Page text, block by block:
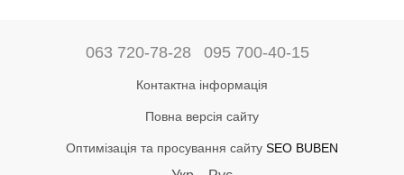
063 720-78-28 095 700-40-15
Контактна інформація
Повна версія сайту
Оптимізація та просування сайту SEO BUBEN